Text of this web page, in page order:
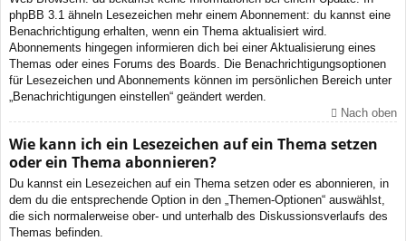
phpBB 3.1 ähneln Lesezeichen mehr einem Abonnement: du kannst eine
Benachrichtigung erhalten, wenn ein Thema aktualisiert wird.
Abonnements hingegen informieren dich bei einer Aktualisierung eines
Themas oder eines Forums des Boards. Die Benachrichtigungsoptionen
für Lesezeichen und Abonnements können im persönlichen Bereich unter
„Benachrichtigungen einstellen“ geändert werden.
Nach oben
Wie kann ich ein Lesezeichen auf ein Thema setzen
oder ein Thema abonnieren?
Du kannst ein Lesezeichen auf ein Thema setzen oder es abonnieren, in
dem du die entsprechende Option in den „Themen-Optionen“ auswählst,
die sich normalerweise ober- und unterhalb des Diskussionsverlaufs des
Themas befinden.